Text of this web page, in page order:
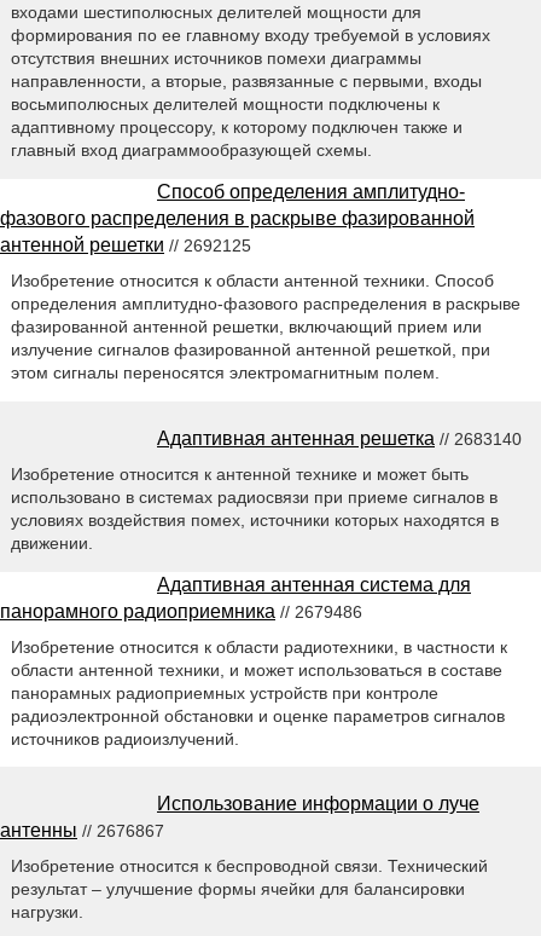
входами шестиполюсных делителей мощности для
формирования по ее главному входу требуемой в условиях
отсутствия внешних источников помехи диаграммы
направленности, а вторые, развязанные с первыми, входы
восьмиполюсных делителей мощности подключены к
адаптивному процессору, к которому подключен также и
главный вход диаграммообразующей схемы.
Способ определения амплитудно-
фазового распределения в раскрыве фазированной
антенной решетки // 2692125
Изобретение относится к области антенной техники. Способ
определения амплитудно-фазового распределения в раскрыве
фазированной антенной решетки, включающий прием или
излучение сигналов фазированной антенной решеткой, при
этом сигналы переносятся электромагнитным полем.
Адаптивная антенная решетка // 2683140
Изобретение относится к антенной технике и может быть
использовано в системах радиосвязи при приеме сигналов в
условиях воздействия помех, источники которых находятся в
движении.
Адаптивная антенная система для
панорамного радиоприемника // 2679486
Изобретение относится к области радиотехники, в частности к
области антенной техники, и может использоваться в составе
панорамных радиоприемных устройств при контроле
радиоэлектронной обстановки и оценке параметров сигналов
источников радиоизлучений.
Использование информации о луче
антенны // 2676867
Изобретение относится к беспроводной связи. Технический
результат – улучшение формы ячейки для балансировки
нагрузки.